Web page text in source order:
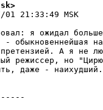
01 21:33:49 MSK
я ожидал
обыкновеннейшая
А я не
режиссер, но
даже -